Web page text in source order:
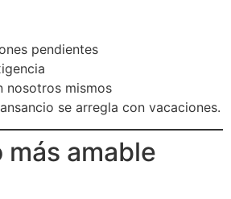
pendientes
nosotros mismos
se arregla con vacaciones.
más amable